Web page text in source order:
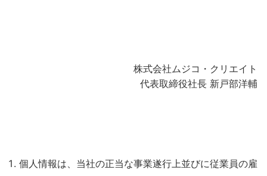
株式会社ムジコ・クリエイト
代表取締役社長 新戸部洋輔
個人情報は、当社の正当な事業遂行上並びに従業員の雇